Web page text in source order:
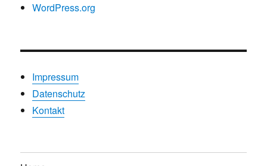
WordPress.org
Impressum
Datenschutz
Kontakt